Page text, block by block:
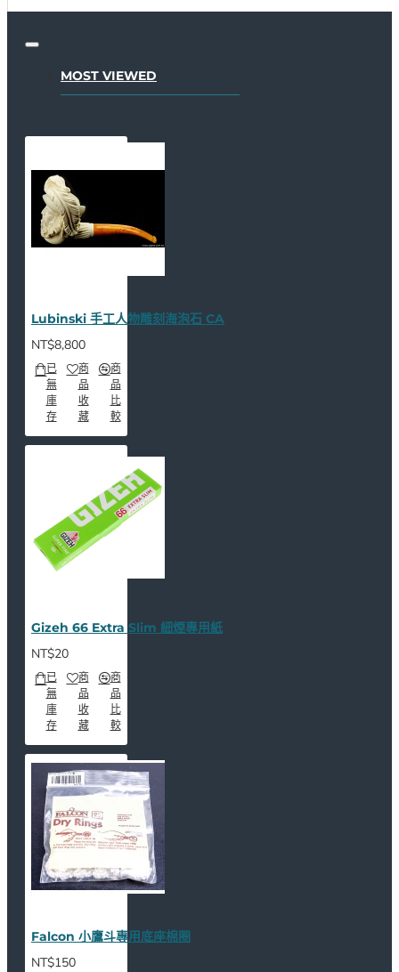
MOST VIEWED
Lubinski 手工人物雕刻海泡石 CA
NT$8,800
已
無
庫
存
商
品
收
藏
商
品
比
較
Gizeh 66 Extra Slim 細煙專用紙
NT$20
已
無
庫
存
商
品
收
藏
商
品
比
較
Falcon 小鷹斗專用底座棉圈
NT$150